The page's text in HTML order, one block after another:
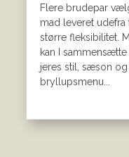
Flere brudepar
mad leveret
større fleksibilitet.
kan I
jeres stil, sæson
bryllupsmenu...